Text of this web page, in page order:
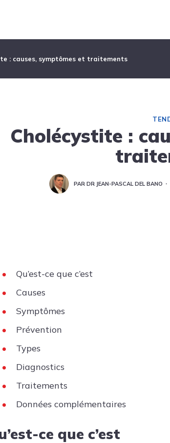
: causes, symptômes et traitements
Cholécystite :
PAR DR JEAN-PASCAL DEL BANO
Qu’est-ce que c’est
Causes
Symptômes
Prévention
Types
Diagnostics
Traitements
Données complémentaires
ce que c’est